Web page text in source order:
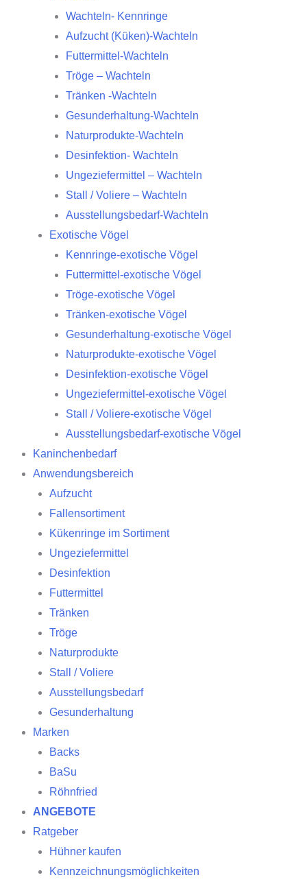
Wachteln- Kennringe
Aufzucht (Küken)-Wachteln
Futtermittel-Wachteln
Tröge – Wachteln
Tränken -Wachteln
Gesunderhaltung-Wachteln
Naturprodukte-Wachteln
Desinfektion- Wachteln
Ungeziefermittel – Wachteln
Stall / Voliere – Wachteln
Ausstellungsbedarf-Wachteln
Exotische Vögel
Kennringe-exotische Vögel
Futtermittel-exotische Vögel
Tröge-exotische Vögel
Tränken-exotische Vögel
Gesunderhaltung-exotische Vögel
Naturprodukte-exotische Vögel
Desinfektion-exotische Vögel
Ungeziefermittel-exotische Vögel
Stall / Voliere-exotische Vögel
Ausstellungsbedarf-exotische Vögel
Kaninchenbedarf
Anwendungsbereich
Aufzucht
Fallensortiment
Kükenringe im Sortiment
Ungeziefermittel
Desinfektion
Futtermittel
Tränken
Tröge
Naturprodukte
Stall / Voliere
Ausstellungsbedarf
Gesunderhaltung
Marken
Backs
BaSu
Röhnfried
ANGEBOTE
Ratgeber
Hühner kaufen
Kennzeichnungsmöglichkeiten